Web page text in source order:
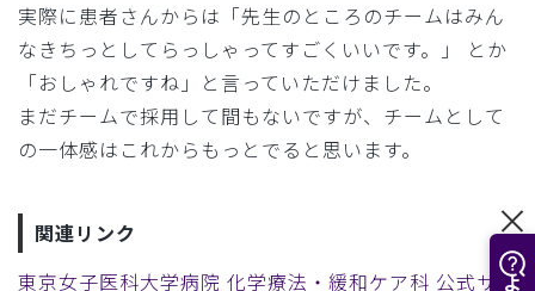
実際に患者さんからは「先生のところのチームはみん
なきちっとしてらっしゃってすごくいいです。」 とか
「おしゃれですね」と言っていただけました。
まだチームで採用して間もないですが、チームとして
の一体感はこれからもっとでると思います。
関連リンク
東京女子医科大学病院 化学療法・緩和ケア科 公式サイ